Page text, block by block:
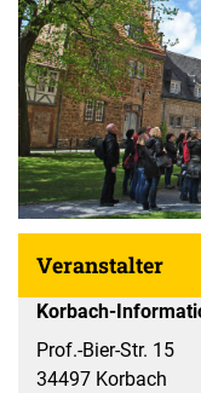
Veranstalter
Korbach-
Prof.-Bier-Str. 15
34497 Korbach